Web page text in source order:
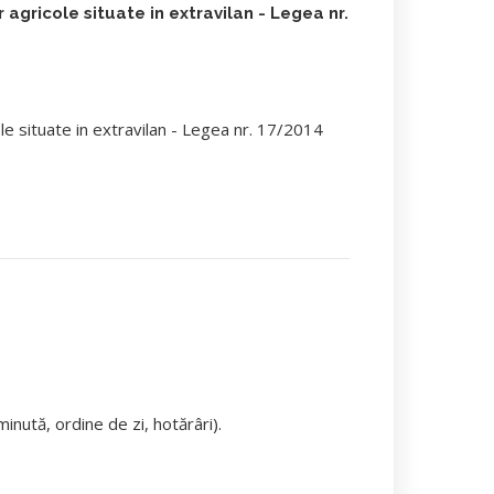
situate in extravilan - Legea nr.
situate in extravilan - Legea nr. 17/2014
ordine de zi, hotărâri).